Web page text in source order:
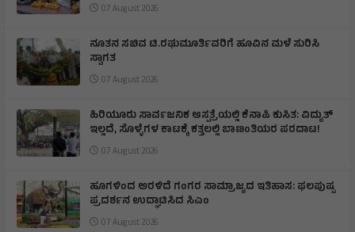
07 August 2026
ನೂತನ ಸಚಿವ ಟಿ.ರಘುಮೂರ್ತಿವರಿಗೆ ಹೂವಿನ ಮಳೆ ಸುರಿಸಿ
ಸ್ವಾಗತ
07 August 2026
ಹಿರಿಯೂರು ಸಾರ್ವಜನಿಕ ಆಸ್ಪತ್ರೆಯಲ್ಲಿ ಕೆನಾಪಿ ಕುಸಿತ: ವಿದ್ಯುತ್‌
ಇಲ್ಲದೆ, ಸೊಳ್ಳೆಗಳ ಕಾಟಕ್ಕೆ ಕತ್ತಲಲ್ಲಿ ಬಾಣಂತಿಯರ ಪರದಾಟ!
07 August 2026
ಹೂಗಳಿಂದ ಅರಳಿದೆ ಗಂಗರ ಸಾಮ್ರಾಜ್ಯದ ಇತಿಹಾಸ: ಫಲಪುಷ್ಪ
ಪ್ರದರ್ಶನ ಉದ್ಘಾಟಿಸಿದ ಸಿಎಂ
07 August 2026